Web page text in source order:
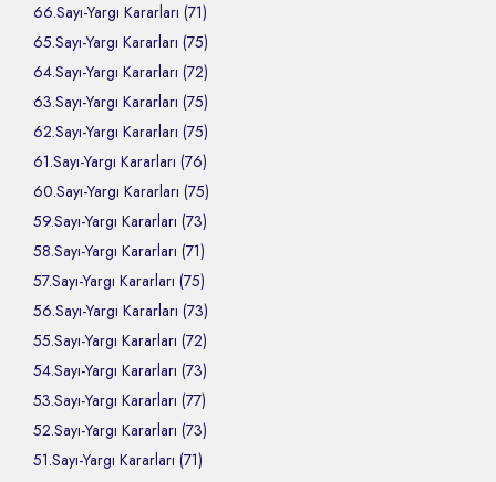
66.Sayı-Yargı Kararları (71)
65.Sayı-Yargı Kararları (75)
64.Sayı-Yargı Kararları (72)
63.Sayı-Yargı Kararları (75)
62.Sayı-Yargı Kararları (75)
61.Sayı-Yargı Kararları (76)
60.Sayı-Yargı Kararları (75)
59.Sayı-Yargı Kararları (73)
58.Sayı-Yargı Kararları (71)
57.Sayı-Yargı Kararları (75)
56.Sayı-Yargı Kararları (73)
55.Sayı-Yargı Kararları (72)
54.Sayı-Yargı Kararları (73)
53.Sayı-Yargı Kararları (77)
52.Sayı-Yargı Kararları (73)
51.Sayı-Yargı Kararları (71)